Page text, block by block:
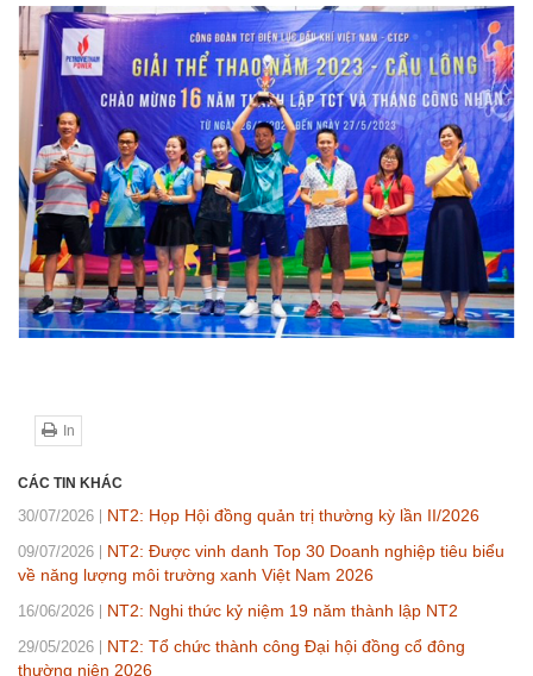
In
CÁC TIN KHÁC
30/07/2026 NT2: Họp Hội đồng quản trị thường kỳ lần II/2026
09/07/2026
NT2: Được vinh danh Top 30 Doanh nghiệp tiêu biểu
về năng lượng môi trường xanh Việt Nam 2026
16/06/2026 NT2: Nghi thức kỷ niệm 19 năm thành lập NT2
29/05/2026
NT2: Tổ chức thành công Đại hội đồng cổ đông
thường niên 2026